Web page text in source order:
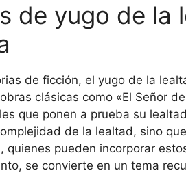
de yugo de la
de ficción, el yugo de la
clásicas como «El Señor
que ponen a prueba su
de la lealtad, sino
quienes pueden incorporar
se convierte en un tema